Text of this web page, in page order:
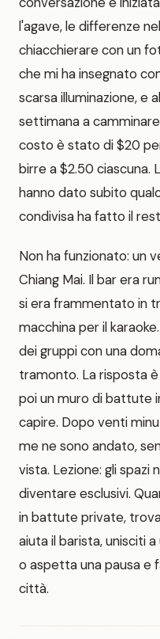
l'agave, le differenze
chiacchierare con un
che mi ha insegnato
scarsa illuminazione, e
settimana a
costo è stato di $20
birre a $2.50
hanno dato subito
condivisa ha fatto il
Non ha funzionato: un
Chiang Mai. Il bar era
si era frammentato in
macchina per il
dei gruppi con una
tramonto. La risposta
poi un muro di battute
capire. Dopo venti
me ne sono andato,
vista. Lezione: gli
diventare esclusivi.
in battute private,
aiuta il barista, unisciti
o aspetta una pausa e
città.